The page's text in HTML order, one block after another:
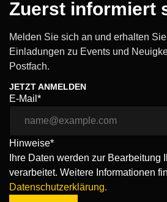
Zuerst informiert
Melden Sie sich an und erhalten
Einladungen zu Events und
Postfach.
JETZT ANMELDEN
E-Mail*
Hinweise*
Ihre Daten werden zur Bearbeitung
verarbeitet. Weitere Informationen
Datenschutzerklärung.